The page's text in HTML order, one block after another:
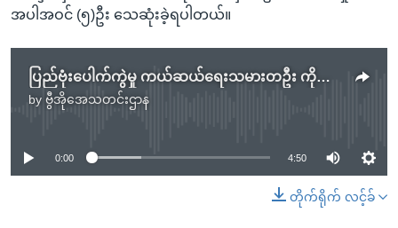
အပါအဝင် (၅)ဦး သေဆုံးခဲ့ရပါတယ်။
ပြည်ဗုံးပေါက်ကွဲမှု ကယ်ဆယ်ရေးသမားတဦး ကိုယ်တွေ့
by ဗွီအိုအေသတင်းဌာန
No media source currently available
0:00 4:50
တိုက်ရိုက် လင့်ခ်